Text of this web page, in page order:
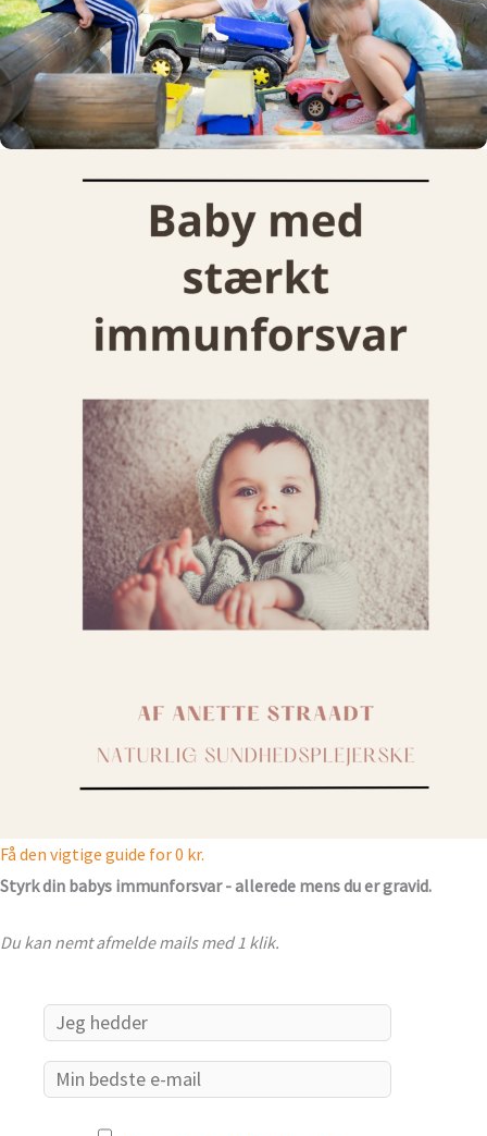
Få den vigtige guide for 0 kr.
Styrk din babys immunforsvar - allerede mens du er gravid.
Du kan nemt afmelde mails med 1 klik.